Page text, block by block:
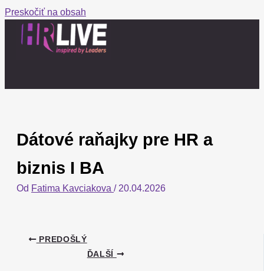
Preskočiť na obsah
Dátové raňajky pre HR a
biznis I BA
Od Fatima Kavciakova / 20.04.2026
PREDOŠLÝ
ĎALŠÍ